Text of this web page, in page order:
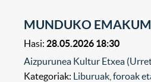
MUNDUKO
Hasi: 28.05.2026 18:30
Aizpurunea Kultur Etxea
Kategoriak: Liburuak, foroak